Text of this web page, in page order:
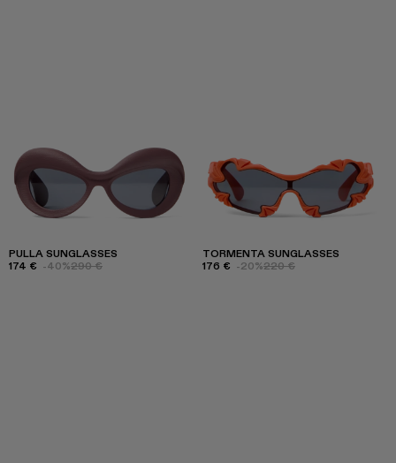
PULLA SUNGLASSES
174 € -40%290 €
TORMENTA SUNGLASSES
176 € -20%220 €